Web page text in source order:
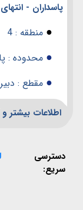
پاسداران -
● منطقه : 4
● محدوده :
● مقطع :
اطلاعات بیشتر
دسترسی
سریع: